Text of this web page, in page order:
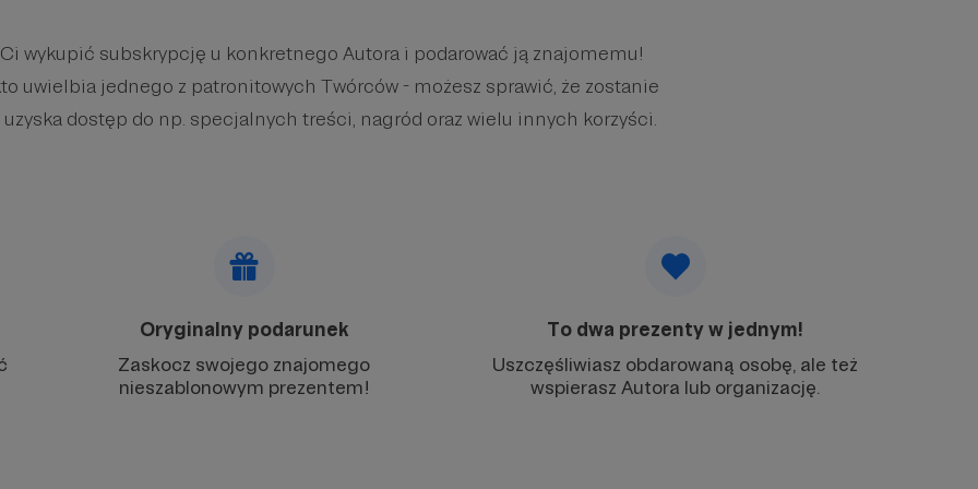
wykupić subskrypcję u konkretnego Autora i podarować ją znajomemu!
uwielbia jednego z patronitowych Twórców - możesz sprawić, że zostanie
dostęp do np. specjalnych treści, nagród oraz wielu innych korzyści.
Oryginalny podarunek
Zaskocz swojego znajomego
nieszablonowym prezentem!
To dwa prezenty w jednym!
Uszczęśliwiasz obdarowaną osobę, ale też
wspierasz Autora lub organizację.